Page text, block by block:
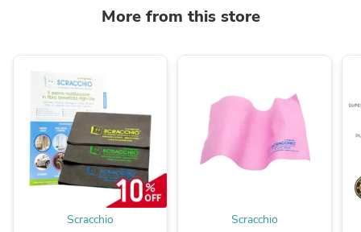
More from this store
Scracchio Scracchio